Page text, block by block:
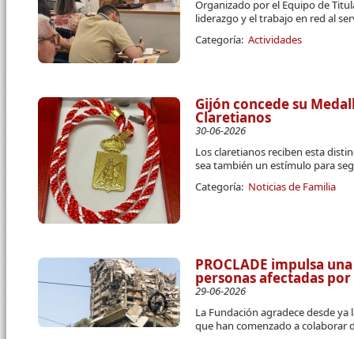
Organizado por el Equipo de
liderazgo y el trabajo en red al
Categoría: Actividades
Gijón concede su
Claretianos
30-06-2026
Los claretianos reciben esta
sea también un estímulo para
Categoría: Noticias de Familia
PROCLADE impulsa
personas afectadas
29-06-2026
La Fundación agradece desde
que han comenzado a colaborar